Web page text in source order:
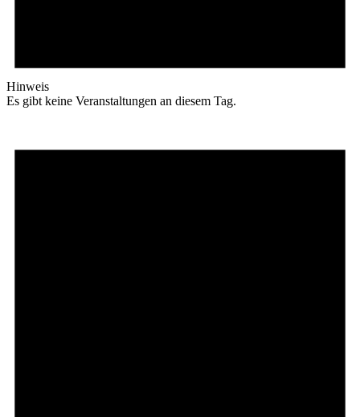
Hinweis
Es gibt keine Veranstaltungen an diesem Tag.